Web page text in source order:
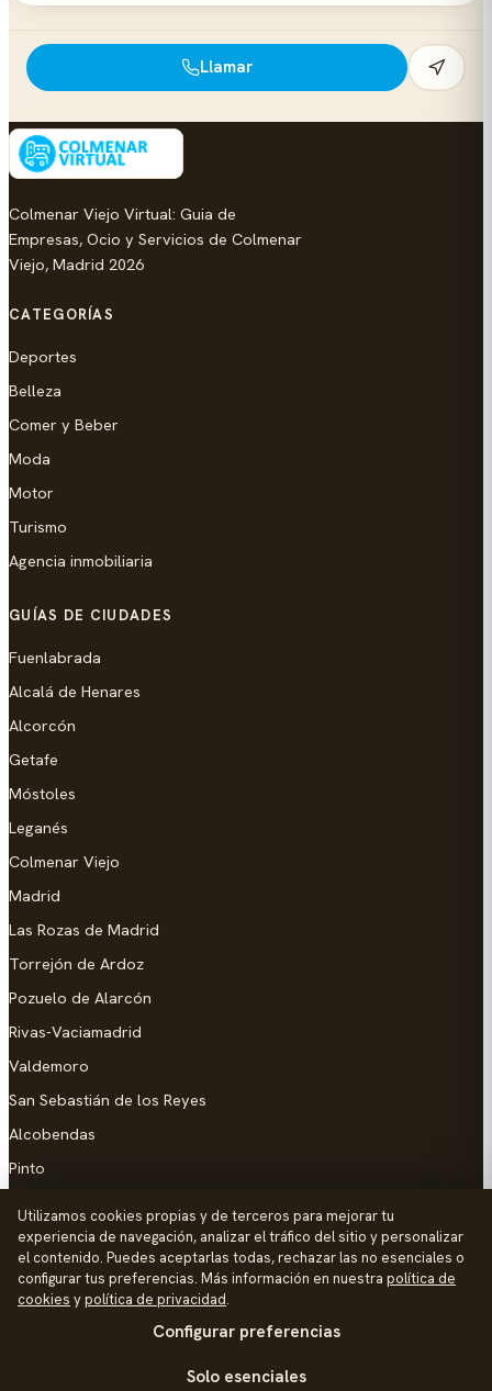
Llamar
Colmenar Viejo Virtual: Guia de
Empresas, Ocio y Servicios de Colmenar
Viejo, Madrid 2026
CATEGORÍAS
Deportes
Belleza
Comer y Beber
Moda
Motor
Turismo
Agencia inmobiliaria
GUÍAS DE CIUDADES
Fuenlabrada
Alcalá de Henares
Alcorcón
Getafe
Móstoles
Leganés
Colmenar Viejo
Madrid
Las Rozas de Madrid
Torrejón de Ardoz
Pozuelo de Alarcón
Rivas-Vaciamadrid
Valdemoro
San Sebastián de los Reyes
Alcobendas
Pinto
AYUDA
Añadir empresa
Utilizamos cookies propias y de terceros para mejorar tu
experiencia de navegación, analizar el tráfico del sitio y personalizar
el contenido. Puedes aceptarlas todas, rechazar las no esenciales o
configurar tus preferencias. Más información en nuestra política de
cookies ypolítica de privacidad.
Configurar preferencias
Solo esenciales